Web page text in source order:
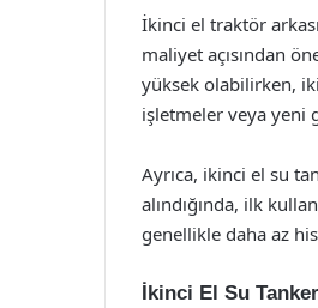
İkinci el traktör
maliyet açısından
yüksek olabilirken,
işletmeler veya yeni
Ayrıca, ikinci el su
alındığında, ilk
genellikle daha az
İkinci El Su